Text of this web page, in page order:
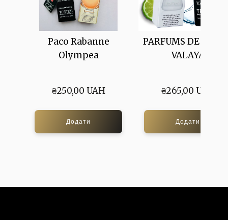
Paco Rabanne
Olympea
₴250,00 UAH
Додати
PARFUMS DE
VALAYA
₴265,00 UAH
Додати